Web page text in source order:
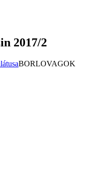
2017/2
BORLOVAGOK